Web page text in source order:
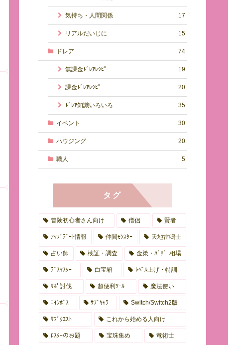
気持ち・人間関係 17
リアルだいじに 15
ドレア 74
無課金ﾄﾞﾚｱﾚｼﾋﾟ 19
課金ﾄﾞﾚｱﾚｼﾋﾟ 20
ﾄﾞﾚｱ知識いろいろ 35
イベント 30
ハウジング 20
職人 5
タグ
冒険初心者さん向け 僧侶 賢者
ｱｯﾌﾟﾃﾞｰﾄ情報 仲間ﾓﾝｽﾀｰ 天地雷鳴士
占い師 検証・調査 金策・ﾊﾞｻﾞｰ相場
ﾃﾞｽﾏｽﾀｰ 白宝箱 ﾚﾍﾞﾙ上げ・特訓
ｻﾎﾟ討伐 超便利ﾂｰﾙ 魔法使い
ｺｲﾝﾎﾞｽ ｻﾌﾞｷｬﾗ Switch/Switch2版
ｻﾌﾞｸｴｽﾄ これから始める人向け
ﾛｽﾀｰのお題 宝珠集め 竜術士